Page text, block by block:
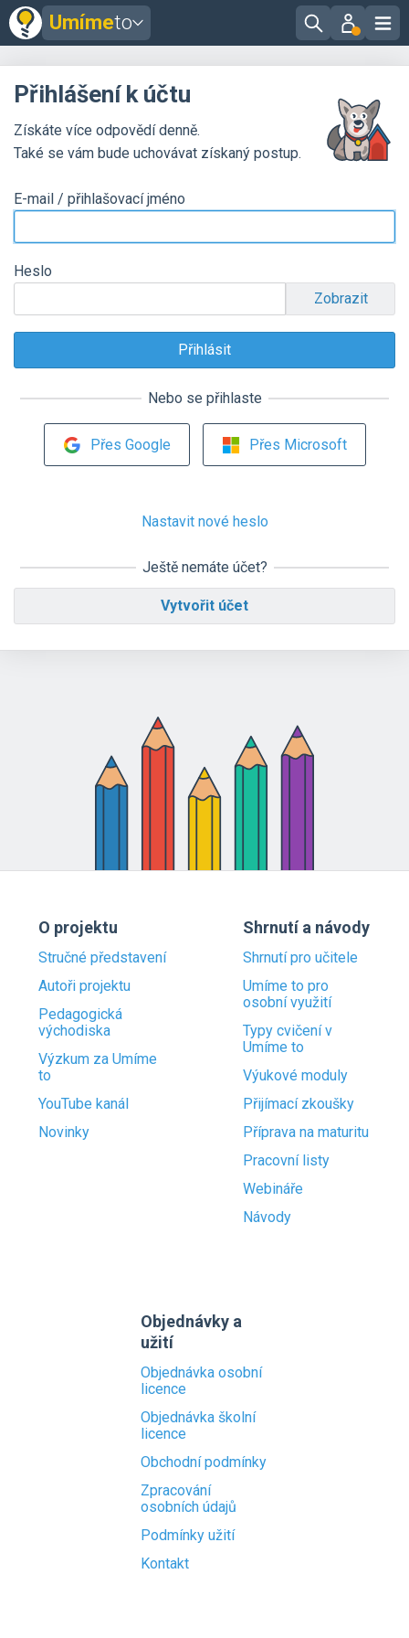
Umímeto
Přihlášení k účtu
Získáte více odpovědí denně.
Také se vám bude uchovávat získaný postup.
E-mail / přihlašovací jméno
Heslo
Zobrazit
Nebo se přihlaste
Přes Google Přes Microsoft
Nastavit nové heslo
Ještě nemáte účet?
Vytvořit účet
O projektu
Stručné představení
Autoři projektu
Pedagogická
východiska
Výzkum za Umíme
to
YouTube kanál
Novinky
Shrnutí a návody
Shrnutí pro učitele
Umíme to pro
osobní využití
Typy cvičení v
Umíme to
Výukové moduly
Přijímací zkoušky
Příprava na maturitu
Pracovní listy
Webináře
Návody
Objednávky a
užití
Objednávka osobní
licence
Objednávka školní
licence
Obchodní podmínky
Zpracování
osobních údajů
Podmínky užití
Kontakt